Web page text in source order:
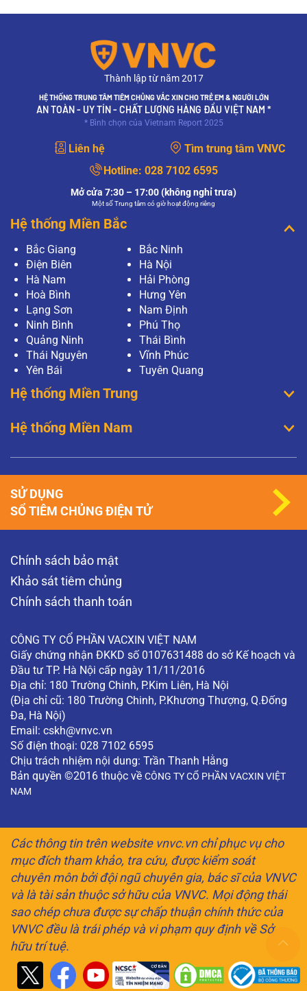
Thành lập từ năm 2017
HỆ THỐNG TRUNG TÂM TIÊM CHỦNG VẮC XIN CHO TRẺ EM & NGƯỜI LỚN
AN TOÀN - UY TÍN - CHẤT LƯỢNG HÀNG ĐẦU VIỆT NAM *
* Bình chọn của Vietnam Report 2025
Liên hệ
Tìm trung tâm VNVC
Hotline: 028 7102 6595
Mở cửa 7:30 – 17:00 (không nghỉ trưa)
Một số Trung tâm có giờ hoạt động riêng
Hệ thống Miền Bắc
Bắc Giang
Bắc Ninh
Điện Biên
Hà Nội
Hà Nam
Hải Phòng
Hoà Bình
Hưng Yên
Lạng Sơn
Nam Định
Ninh Bình
Phú Thọ
Quảng Ninh
Thái Bình
Thái Nguyên
Vĩnh Phúc
Yên Bái
Tuyên Quang
Hệ thống Miền Trung
Hệ thống Miền Nam
Chính sách bảo mật
Khảo sát tiêm chủng
Chính sách thanh toán
CÔNG TY CỔ PHẦN VACXIN VIỆT NAM
Giấy chứng nhận ĐKKD số 0107631488 do sở Kế hoạch và
Đầu tư TP. Hà Nội cấp ngày 11/11/2016
Địa chỉ: 180 Trường Chinh, P.Kim Liên, Hà Nội
(Địa chỉ cũ: 180 Trường Chinh, P.Khương Thượng, Q.Đống
Đa, Hà Nội)
Email: cskh@vnvc.vn
Số điện thoại: 028 7102 6595
Chịu trách nhiệm nội dung: Trần Thanh Hằng
Bản quyền ©2016 thuộc về CÔNG TY CỔ PHẦN VACXIN VIỆT
NAM
SỬ DỤNG
SỔ TIÊM CHỦNG ĐIỆN TỬ
Các thông tin trên website vnvc.vn chỉ phục vụ cho
mục đích tham khảo, tra cứu, được kiểm soát
chuyên môn bởi đội ngũ chuyên gia, bác sĩ của VNVC
và là tài sản thuộc sở hữu của VNVC. Mọi động thái
sao chép chưa được sự chấp thuận chính thức của
VNVC đều là trái phép và vi phạm quy định về Sở
hữu trí tuệ.